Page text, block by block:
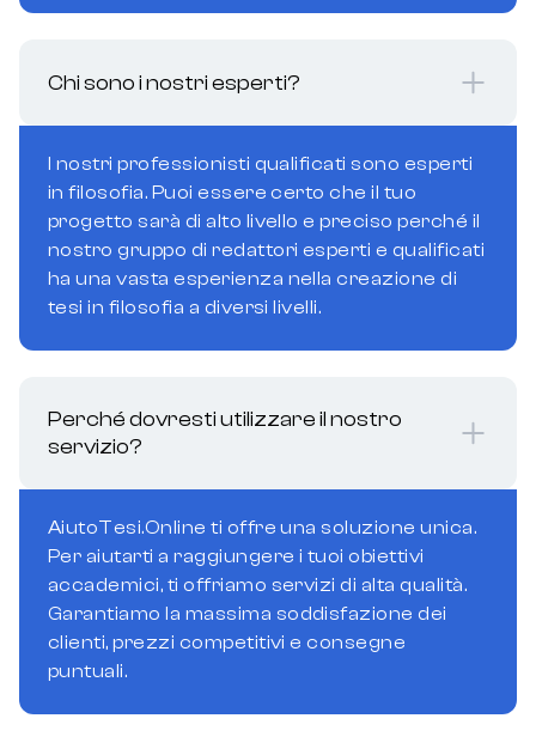
Chi sono i nostri esperti?
I nostri professionisti qualificati sono esperti
in filosofia. Puoi essere certo che il tuo
progetto sarà di alto livello e preciso perché il
nostro gruppo di redattori esperti e qualificati
ha una vasta esperienza nella creazione di
tesi in filosofia a diversi livelli.
Perché dovresti utilizzare il nostro
servizio?
AiutoTesi.Online ti offre una soluzione unica.
Per aiutarti a raggiungere i tuoi obiettivi
accademici, ti offriamo servizi di alta qualità.
Garantiamo la massima soddisfazione dei
clienti, prezzi competitivi e consegne
puntuali.